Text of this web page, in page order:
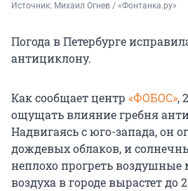
Источник: Михаил Огнев / «Фонтанка.ру»
Погода в Петербурге
антициклону.
Как сообщает центр «ФОБОС»,
ощущать влияние гребня
Надвигаясь с юго-запада, он
дождевых облаков, и
неплохо прогреть воздушные
воздуха в городе вырастет до